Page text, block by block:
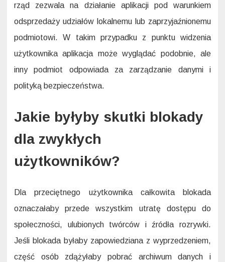
rząd zezwala na działanie aplikacji pod warunkiem
odsprzedaży udziałów lokalnemu lub zaprzyjaźnionemu
podmiotowi. W takim przypadku z punktu widzenia
użytkownika aplikacja może wyglądać podobnie, ale
inny podmiot odpowiada za zarządzanie danymi i
polityką bezpieczeństwa.
Jakie byłyby skutki blokady
dla zwykłych
użytkowników?
Dla przeciętnego użytkownika całkowita blokada
oznaczałaby przede wszystkim utratę dostępu do
społeczności, ulubionych twórców i źródła rozrywki.
Jeśli blokada byłaby zapowiedziana z wyprzedzeniem,
część osób zdążyłaby pobrać archiwum danych i